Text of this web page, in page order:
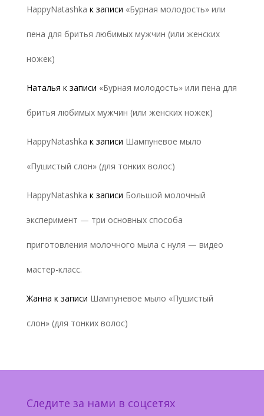
HappyNatashka к записи «Бурная молодость» или
пена для бритья любимых мужчин (или женских
ножек)
Наталья к записи «Бурная молодость» или пена для
бритья любимых мужчин (или женских ножек)
HappyNatashka к записи Шампуневое мыло
«Пушистый слон» (для тонких волос)
HappyNatashka к записи Большой молочный
эксперимент — три основных способа
приготовления молочного мыла с нуля — видео
мастер-класс.
Жанна к записи Шампуневое мыло «Пушистый
слон» (для тонких волос)
Следите за нами в соцсетях